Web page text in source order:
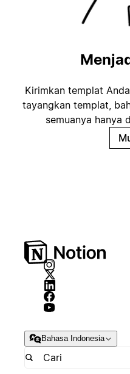
Kirimkan templat
tayangkan templat,
semuanya hanya
Bahasa Indonesia